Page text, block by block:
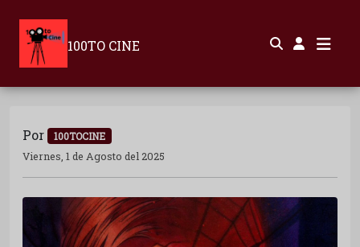
100TO CINE
Por
100TOCINE
Viernes, 1 de Agosto del 2025